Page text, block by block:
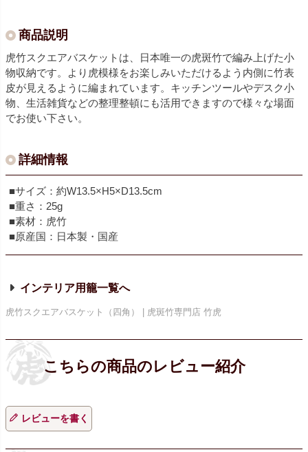
商品説明
虎竹スクエアバスケットは、日本唯一の虎斑竹で編み上げた小
物収納です。より虎模様をお楽しみいただけるよう内側に竹表
皮が見えるように編まれています。キッチンツールやデスク小
物、生活雑貨などの整理整頓にも活用できますので様々な場面
でお使い下さい。
詳細情報
■サイズ：約W13.5×H5×D13.5cm
■重さ：25g
■素材：虎竹
■原産国：日本製・国産
インテリア用籠
虎竹スクエアバスケット（四角） | 虎斑竹専門店 竹虎
レビューを書く